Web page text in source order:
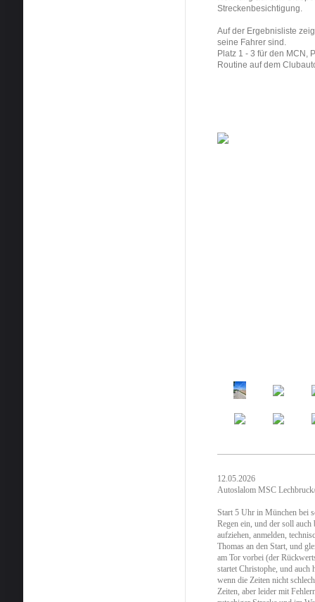
Streckenbesichtigung.
Auf der Ergebnisliste
seine Fahrer sind.
Platz 1 - 3 für den MCN,
Routine auf dem
12.05.2026
Autoslalom MSC
Start 5 Uhr in München bei
Regen ein, und der soll
aufziehen, anmelden,
Thomas an den Start, und
am Tor vorbei (der
startet Christophe, und auch
wenn die Zeiten nicht
Zeiten, aber leider mit